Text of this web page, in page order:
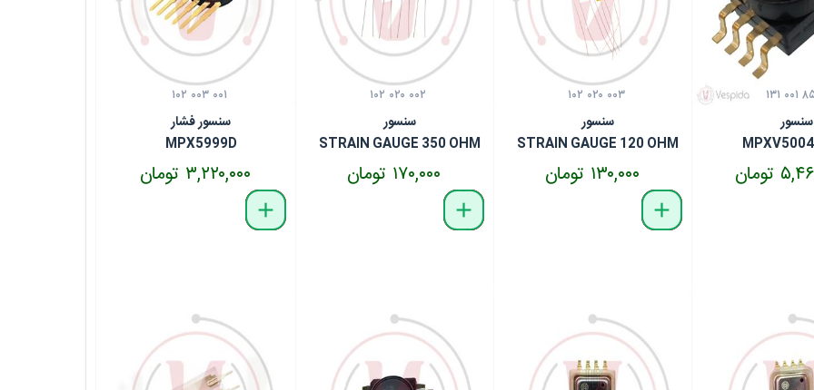
۰۰۱ ۸۵۳
سنسور
تومان
۱۰۲ ۰۲۰ ۰۰۳
سنسور
STRAIN GAUGE 120 OHM
۱۳۰,۰۰۰ تومان
delete
remove
add
۱۰۲ ۰۲۰ ۰۰۲
سنسور
STRAIN GAUGE 350 OHM
۱۷۰,۰۰۰ تومان
delete
remove
add
۱۰۲ ۰۰۳ ۰۰۱
سنسور فشار
MPX5999D
۳,۲۲۰,۰۰۰ تومان
delete
remove
add